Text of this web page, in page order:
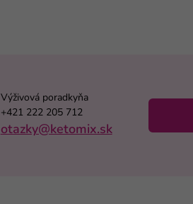
Výživová poradkyňa
+421 222 205 712
otazky@ketomix.sk